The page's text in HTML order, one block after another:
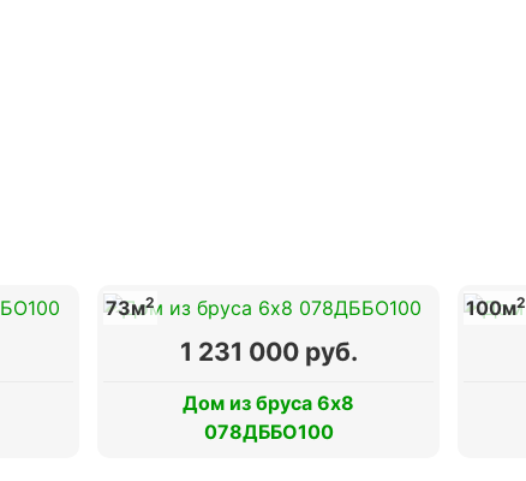
73м2
1 231 000 руб.
Дом из бруса 6х8
078ДББО100
100м2